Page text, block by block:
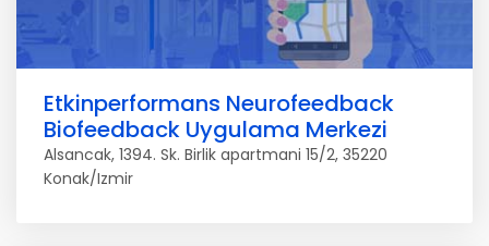
Etkinperformans Neurofeedback
Biofeedback Uygulama Merkezi
Alsancak, 1394. Sk. Birlik apartmani 15/2, 35220
Konak/Izmir